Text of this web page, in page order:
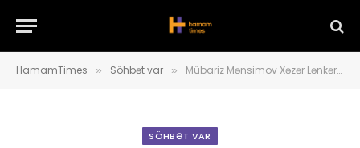
HamamTimes » Söhbət var » Mübariz Mənsimov Xəzər Lənkəran klubu üçün 5 milyon manat büdcə ayırıb
SÖHBƏT VAR